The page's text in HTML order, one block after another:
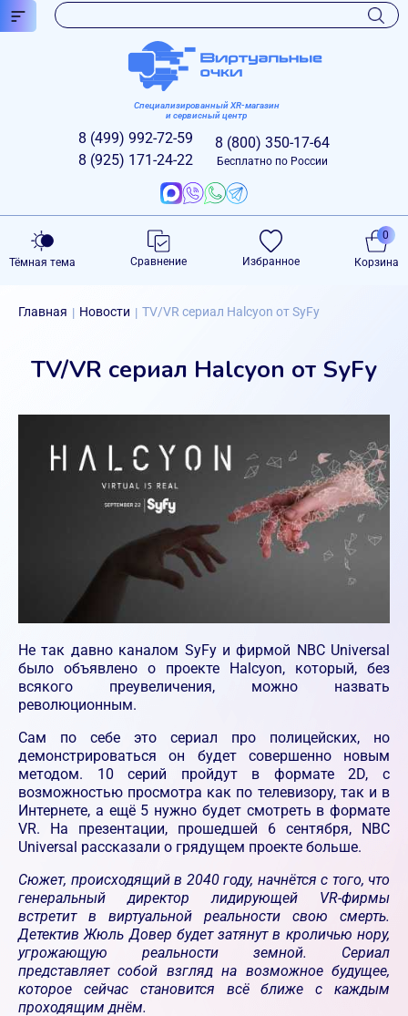
Специализированный XR-магазин
и сервисный центр
8 (499) 992-72-59
8 (925) 171-24-22
8 (800) 350-17-64
Бесплатно по России
Тёмная тема Сравнение Избранное Корзина
0
Главная | Новости | TV/VR сериал Halcyon от SyFy
TV/VR сериал Halcyon от SyFy
Не так давно каналом SyFy и фирмой NBC Universal
было объявлено о проекте Halcyon, который, без
всякого преувеличения, можно назвать
революционным.
Сам по себе это сериал про полицейских, но
демонстрироваться он будет совершенно новым
методом. 10 серий пройдут в формате 2D, с
возможностью просмотра как по телевизору, так и в
Интернете, а ещё 5 нужно будет смотреть в формате
VR. На презентации, прошедшей 6 сентября, NBC
Universal рассказали о грядущем проекте больше.
Сюжет, происходящий в 2040 году, начнётся с того, что
генеральный директор лидирующей VR-фирмы
встретит в виртуальной реальности свою смерть.
Детектив Жюль Довер будет затянут в кроличью нору,
угрожающую реальности земной. Сериал
представляет собой взгляд на возможное будущее,
которое сейчас становится всё ближе с каждым
проходящим днём.